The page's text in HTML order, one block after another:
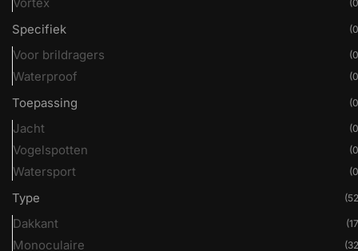
Specifiek
Voor brildragers
Waterproof
Toepassing
Jacht
Vogelspotten
Watersport
Type
Dakkant
Monoculaire